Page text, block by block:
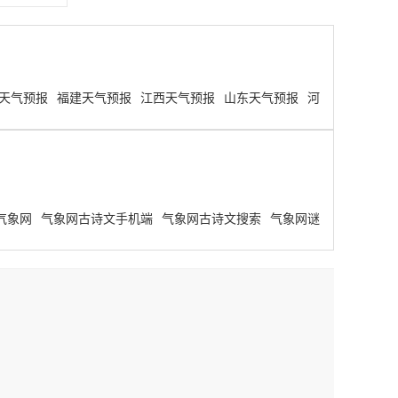
气预报 福建天气预报 江西天气预报 山东天气预报
河
象网 气象网古诗文手机端 气象网古诗文搜索
气象网谜